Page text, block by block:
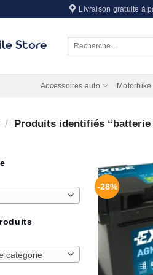
Livraison gratuite à
Accessoires auto Motorbike
/ Produits identifiés “batterie
catégorie
-28%